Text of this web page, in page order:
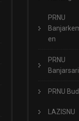
PRNU
en
PRNU
Banjarsari
PRNU
LAZISNU